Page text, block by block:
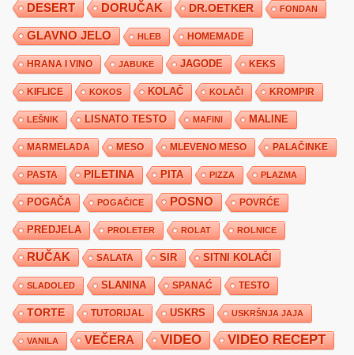
DESERT DORUČAK DR.OETKER FONDAN
GLAVNO JELO HLEB HOMEMADE
HRANA I VINO JABUKE JAGODE KEKS
KIFLICE KOKOS KOLAČ KOLAČI KROMPIR
LEŠNIK LISNATO TESTO MAFINI MALINE
MARMELADA MESO MLEVENO MESO PALAČINKE
PASTA PILETINA PITA PIZZA PLAZMA
POGAČA POGAČICE POSNO POVRĆE
PREDJELA PROLETER ROLAT ROLNICE
RUČAK SALATA SIR SITNI KOLAČI
SLADOLED SLANINA SPANAĆ TESTO
TORTE TUTORIJAL USKRS USKRŠNJA JAJA
VANILA VEČERA VIDEO VIDEO RECEPT